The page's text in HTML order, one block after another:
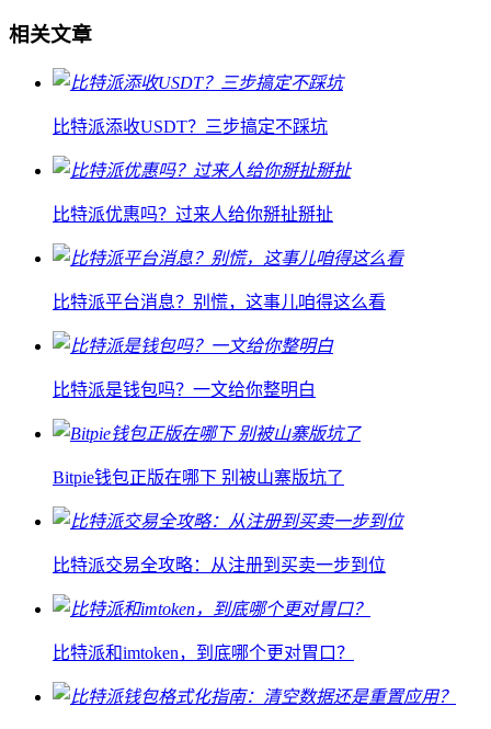
相关文章
比特派添收USDT？三步搞定不踩坑
比特派优惠吗？过来人给你掰扯掰扯
比特派平台消息？别慌，这事儿咱得这么看
比特派是钱包吗？一文给你整明白
Bitpie钱包正版在哪下 别被山寨版坑了
比特派交易全攻略：从注册到买卖一步到位
比特派和imtoken，到底哪个更对胃口？